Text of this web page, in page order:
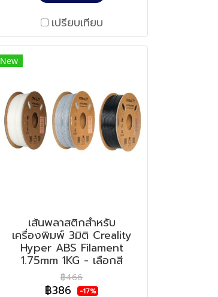
เปรียบเทียบ
New
เส้นพลาสติกสำหรับ
เครื่องพิมพ์ 3มิติ Creality
Hyper ABS Filament
1.75mm 1KG - เลือกสี
฿466
฿386 -17%